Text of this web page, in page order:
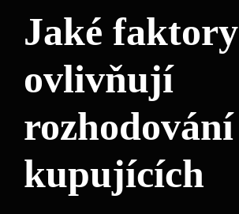
Jaké faktory
ovlivňují
rozhodování
kupujících